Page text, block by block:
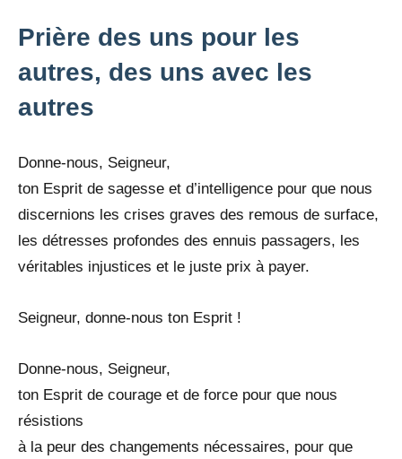
Prière des uns pour les
autres, des uns avec les
autres
Donne-nous, Seigneur,
ton Esprit de sagesse et d’intelligence pour que nous
discernions les crises graves des remous de surface,
les détresses profondes des ennuis passagers, les
véritables injustices et le juste prix à payer.
Seigneur, donne-nous ton Esprit !
Donne-nous, Seigneur,
ton Esprit de courage et de force pour que nous
résistions
à la peur des changements nécessaires, pour que